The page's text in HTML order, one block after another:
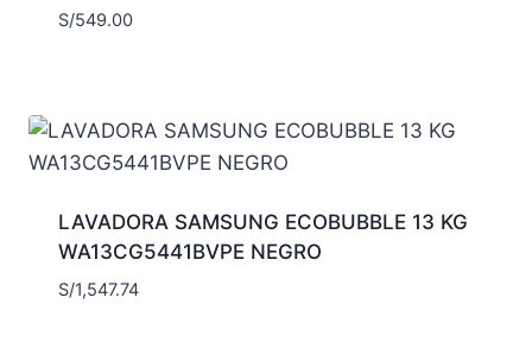
S/549.00
LAVADORA SAMSUNG ECOBUBBLE 13 KG
WA13CG5441BVPE NEGRO
S/1,547.74